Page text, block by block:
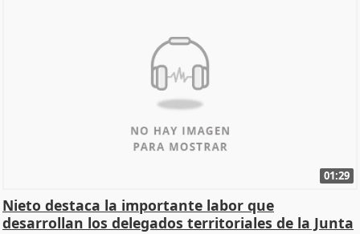
01:29
Nieto destaca la importante labor que
desarrollan los delegados territoriales de la Junta